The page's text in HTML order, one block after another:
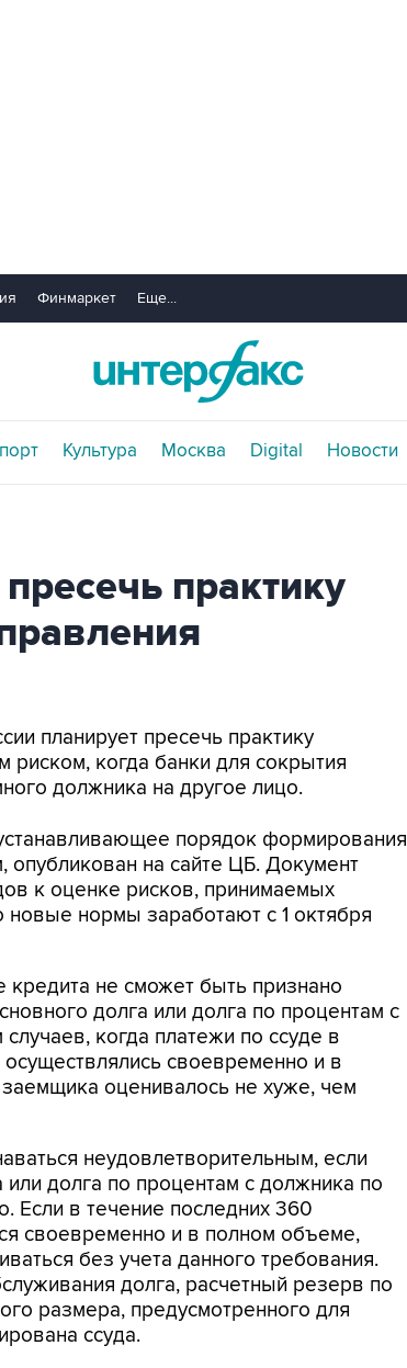
Финмаркет Еще...
Культура Москва Digital Новости
практику
планирует пресечь практику
риском, когда банки для сокрытия
должника на другое лицо.
порядок формирования
на сайте ЦБ. Документ
к оценке рисков, принимаемых
новые нормы заработают с 1 октября
кредита не сможет быть признано
долга или долга по процентам с
когда платежи по ссуде в
своевременно и в
оценивалось не хуже, чем
неудовлетворительным, если
долга по процентам с должника по
Если в течение последних 360
своевременно и в полном объеме,
без учета данного требования.
долга, расчетный резерв по
размера, предусмотренного для
ссуда.